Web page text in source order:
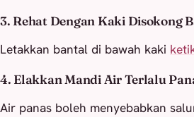
3. Rehat Dengan Kaki Disokong
Letakkan bantal di bawah kaki
4. Elakkan Mandi Air Terlalu
Air panas boleh menyebabkan